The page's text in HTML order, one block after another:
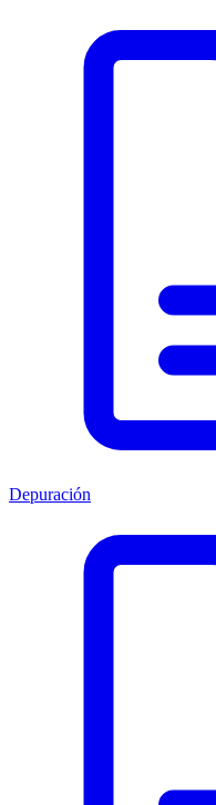
Depuración